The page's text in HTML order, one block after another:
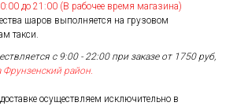
до 21:00 (В рабочее время магазина)
шаров выполняется на грузовом
такси.
с 9:00 - 22:00 при заказе от 1750 руб,
Фрунзенский район.
осуществляем исключительно в